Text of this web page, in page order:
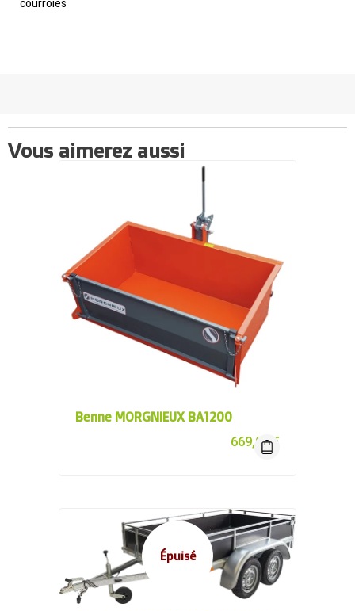
courroies
Vous aimerez aussi
Benne MORGNIEUX BA1200
669,00€
Épuisé